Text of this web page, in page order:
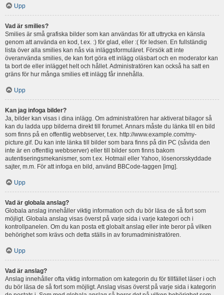
Upp
Vad är smilies?
Smilies är små grafiska bilder som kan användas för att uttrycka en känsla
genom att använda en kod, t.ex. :) för glad, eller :( för ledsen. En fullständig
lista över alla smilies kan nås via inläggsformuläret. Försök att inte
överanvända smilies, de kan fort göra ett inlägg oläsbart och en moderator kan
ta bort de eller inlägget helt och hållet. Administratören kan också ha satt en
gräns för hur många smilies ett inlägg får innehålla.
Upp
Kan jag infoga bilder?
Ja, bilder kan visas i dina inlägg. Om administratören har aktiverat bilagor så
kan du ladda upp bilderna direkt till forumet. Annars måste du länka till en bild
som finns på en offentlig webbserver, t.ex. http://www.example.com/my-
picture.gif. Du kan inte länka till bilder som bara finns på din PC (såvida den
inte är en offentlig webbserver) eller till bilder som finns bakom
autentiseringsmekanismer, som t.ex. Hotmail eller Yahoo, lösenorsskyddade
sajter, m.m. För att infoga en bild, använd BBCode-taggen [img].
Upp
Vad är globala anslag?
Globala anslag innehåller viktig information och du bör läsa de så fort som
möjligt. Globala anslag visas överst på varje sida i varje kategori och i
kontrollpanelen. Om du kan posta ett globalt anslag eller inte beror på vilken
behörighet som krävs och detta ställs in av forumadministratören.
Upp
Vad är anslag?
Anslag innehåller ofta viktig information om kategorin du för tillfället läser i och
du bör läsa de så fort som möjligt. Anslag visas överst på varje sida i kategorin